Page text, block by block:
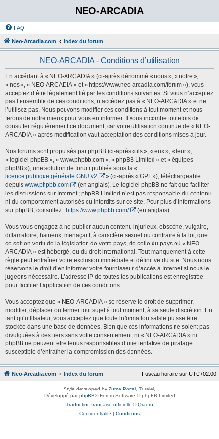
NEO-ARCADIA
FAQ
Neo-Arcadia.com Index du forum
NEO-ARCADIA - Conditions d’utilisation
En accédant à « NEO-ARCADIA » (ci-après dénommé « nous », « notre »,
« nos », « NEO-ARCADIA » et « https://www.neo-arcadia.com/forum »), vous
acceptez d’être légalement lié par les conditions suivantes. Si vous n’acceptez
pas l’ensemble de ces conditions, n’accédez pas à « NEO-ARCADIA » et ne
l’utilisez pas. Nous pouvons modifier ces conditions à tout moment et nous
ferons de notre mieux pour vous en informer. Il vous incombe toutefois de
consulter régulièrement ce document, car votre utilisation continue de « NEO-
ARCADIA » après modification vaut acceptation des conditions mises à jour.
Nos forums sont propulsés par phpBB (ci-après « ils », « eux », « leur »,
« logiciel phpBB », « www.phpbb.com », « phpBB Limited » et « équipes
phpBB »), une solution de forum publiée sous la «
licence publique générale GNU v2
» (ci-après « GPL »), téléchargeable
depuis www.phpbb.com
(en anglais). Le logiciel phpBB ne fait que faciliter
les discussions sur Internet ; phpBB Limited n’est pas responsable du contenu
ni du comportement autorisés ou interdits sur ce site. Pour plus d’informations
sur phpBB, consultez : https://www.phpbb.com/ (en anglais).
Vous vous engagez à ne publier aucun contenu injurieux, obscène, vulgaire,
diffamatoire, haineux, menaçant, à caractère sexuel ou contraire à la loi, que
ce soit en vertu de la législation de votre pays, de celle du pays où « NEO-
ARCADIA » est hébergé, ou du droit international. Tout manquement à cette
règle peut entraîner votre exclusion immédiate et définitive du site. Nous nous
réservons le droit d’en informer votre fournisseur d’accès à Internet si nous le
jugeons nécessaire. L’adresse IP de toutes les publications est enregistrée
pour faciliter l’application de ces conditions.
Vous acceptez que « NEO-ARCADIA » se réserve le droit de supprimer,
modifier, déplacer ou fermer tout sujet à tout moment, à sa seule discrétion. En
tant qu’utilisateur, vous acceptez que toute information saisie puisse être
stockée dans une base de données. Bien que ces informations ne soient pas
divulguées à des tiers sans votre consentement, ni « NEO-ARCADIA » ni
phpBB ne peuvent être tenus responsables d’une tentative de piratage
susceptible d’entraîner la compromission des données.
Neo-Arcadia.com Index du forum Fuseau horaire sur UTC+02:00
Style developed by Zuma Portal , Turaiel,
Développé parphpBB® Forum Software © phpBB Limited
Traduction française officielle ©Qiaeru
Confidentialité | Conditions